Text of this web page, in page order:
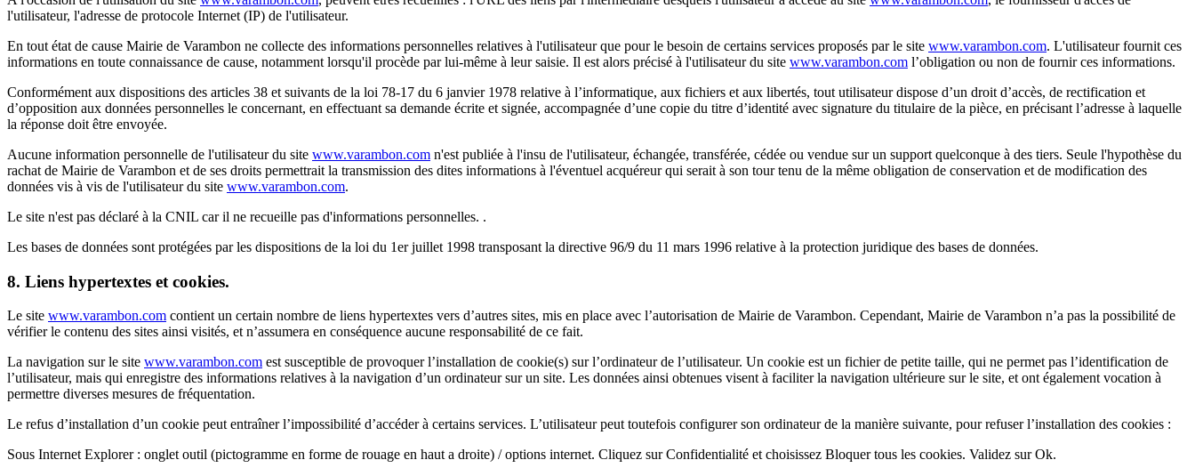
l'utilisateur, l'adresse de protocole Internet (IP) de l'utilisateur.
En tout état de cause Mairie de Varambon ne collecte des informations personnelles relatives à l'utilisateur que pour le besoin de certains services proposés par le site www.varambon.com. L'utilisateur fournit ces
informations en toute connaissance de cause, notamment lorsqu'il procède par lui-même à leur saisie. Il est alors précisé à l'utilisateur du site www.varambon.com l’obligation ou non de fournir ces informations.
Conformément aux dispositions des articles 38 et suivants de la loi 78-17 du 6 janvier 1978 relative à l’informatique, aux fichiers et aux libertés, tout utilisateur dispose d’un droit d’accès, de rectification et
d’opposition aux données personnelles le concernant, en effectuant sa demande écrite et signée, accompagnée d’une copie du titre d’identité avec signature du titulaire de la pièce, en précisant l’adresse à laquelle
la réponse doit être envoyée.
Aucune information personnelle de l'utilisateur du site www.varambon.com n'est publiée à l'insu de l'utilisateur, échangée, transférée, cédée ou vendue sur un support quelconque à des tiers. Seule l'hypothèse du
rachat de Mairie de Varambon et de ses droits permettrait la transmission des dites informations à l'éventuel acquéreur qui serait à son tour tenu de la même obligation de conservation et de modification des
données vis à vis de l'utilisateur du site www.varambon.com.
Le site n'est pas déclaré à la CNIL car il ne recueille pas d'informations personnelles. .
Les bases de données sont protégées par les dispositions de la loi du 1er juillet 1998 transposant la directive 96/9 du 11 mars 1996 relative à la protection juridique des bases de données.
8. Liens hypertextes et cookies.
Le site www.varambon.com contient un certain nombre de liens hypertextes vers d’autres sites, mis en place avec l’autorisation de Mairie de Varambon. Cependant, Mairie de Varambon n’a pas la possibilité de
vérifier le contenu des sites ainsi visités, et n’assumera en conséquence aucune responsabilité de ce fait.
La navigation sur le site www.varambon.com est susceptible de provoquer l’installation de cookie(s) sur l’ordinateur de l’utilisateur. Un cookie est un fichier de petite taille, qui ne permet pas l’identification de
l’utilisateur, mais qui enregistre des informations relatives à la navigation d’un ordinateur sur un site. Les données ainsi obtenues visent à faciliter la navigation ultérieure sur le site, et ont également vocation à
permettre diverses mesures de fréquentation.
Le refus d’installation d’un cookie peut entraîner l’impossibilité d’accéder à certains services. L’utilisateur peut toutefois configurer son ordinateur de la manière suivante, pour refuser l’installation des cookies :
Sous Internet Explorer : onglet outil (pictogramme en forme de rouage en haut a droite) / options internet. Cliquez sur Confidentialité et choisissez Bloquer tous les cookies. Validez sur Ok.